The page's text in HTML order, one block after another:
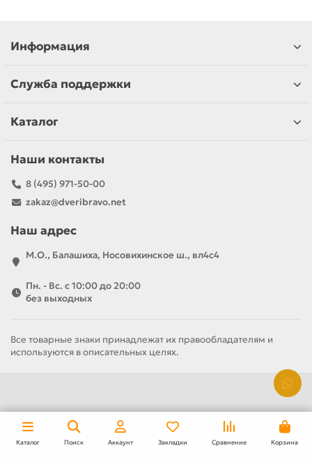
Информация
Служба поддержки
Каталог
Наши контакты
8 (495) 971-50-00
zakaz@dveribravo.net
Наш адрес
М.О., Балашиха, Носовихинское ш., вл4с4
Пн. - Вс. с 10:00 до 20:00
без выходных
Все товарные знаки принадлежат их правообладателям и
используются в описательных целях.
Каталог Поиск Аккаунт Закладки Сравнение Корзина